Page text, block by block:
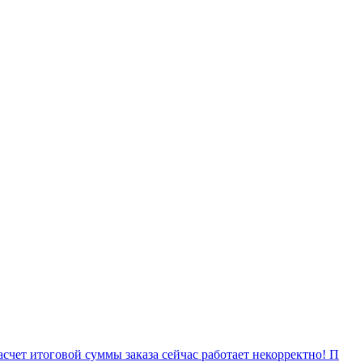
итоговой суммы заказа сейчас работает